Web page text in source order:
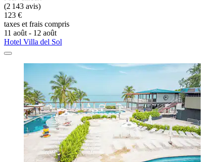
(2 143 avis)
123 €
taxes et frais compris
11 août - 12 août
Hotel Villa del Sol